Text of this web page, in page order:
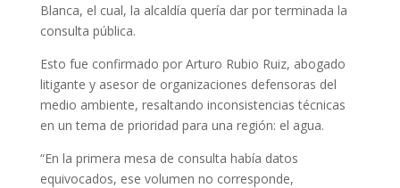
Blanca, el cual, la alcaldía quería dar por terminada la
consulta pública.
Esto fue confirmado por Arturo Rubio Ruiz, abogado
litigante y asesor de organizaciones defensoras del
medio ambiente, resaltando inconsistencias técnicas
en un tema de prioridad para una región: el agua.
“En la primera mesa de consulta había datos
equivocados, ese volumen no corresponde,